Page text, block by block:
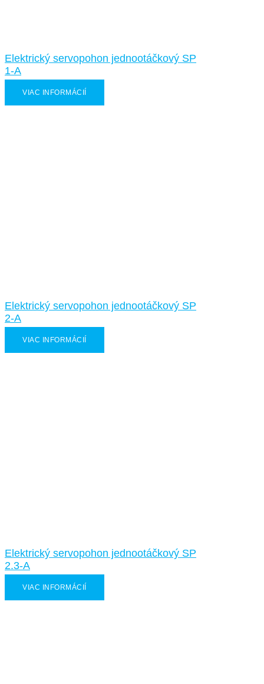
Elektrický servopohon jednootáčkový SP
1-A
VIAC INFORMÁCIÍ
Elektrický servopohon jednootáčkový SP
2-A
VIAC INFORMÁCIÍ
Elektrický servopohon jednootáčkový SP
2.3-A
VIAC INFORMÁCIÍ